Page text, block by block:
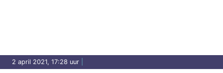
2 april 2021, 17:28 uur